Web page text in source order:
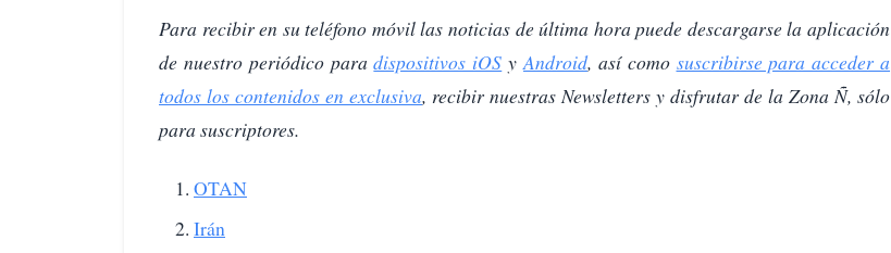
Para recibir en su teléfono móvil las noticias de última hora puede descargarse la aplicación
de nuestro periódico paradispositivos iOS y Android, así como suscribirse para acceder a
todos los contenidos en exclusiva, recibir nuestras Newsletters y disfrutar de la Zona Ñ, sólo
para suscriptores.
OTAN
Irán